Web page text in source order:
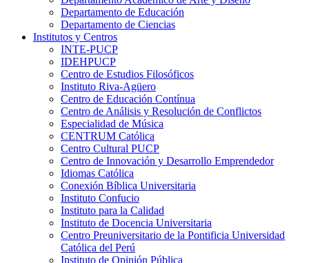
Departamento de Educación
Departamento de Ciencias
Institutos y Centros
INTE-PUCP
IDEHPUCP
Centro de Estudios Filosóficos
Instituto Riva-Agüero
Centro de Educación Contínua
Centro de Análisis y Resolución de Conflictos
Especialidad de Música
CENTRUM Católica
Centro Cultural PUCP
Centro de Innovación y Desarrollo Emprendedor
Idiomas Católica
Conexión Bíblica Universitaria
Instituto Confucio
Instituto para la Calidad
Instituto de Docencia Universitaria
Centro Preuniversitario de la Pontificia Universidad
Católica del Perú
Instituto de Opinión Pública